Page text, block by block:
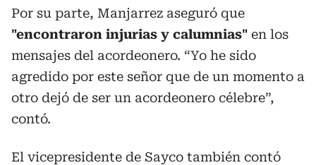
Por su parte, Manjarrez aseguró que
"encontraron injurias y calumnias" en los
mensajes del acordeonero. “Yo he sido
agredido por este señor que de un momento a
otro dejó de ser un acordeonero célebre”,
contó.
El vicepresidente de Sayco también contó